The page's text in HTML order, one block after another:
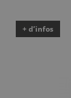
+ d’infos